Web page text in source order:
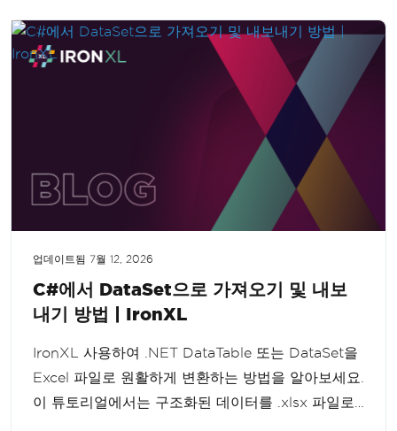
업데이트됨 7월 12, 2026
C#에서 DataSet으로 가져오기 및 내보
내기 방법 | IronXL
IronXL 사용하여 .NET DataTable 또는 DataSet을
Excel 파일로 원활하게 변환하는 방법을 알아보세요.
이 튜토리얼에서는 구조화된 데이터를 .xlsx 파일로